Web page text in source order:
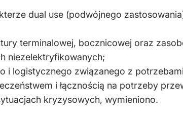
dual use (podwójnego
terminalowej, bocznicowej oraz
niezelektryfikowanych;
i logistycznego związanego z potrzebami
i łącznością na potrzeby
kryzysowych, wymieniono.